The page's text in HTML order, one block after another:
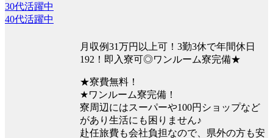
30代活躍中
40代活躍中
月収例31万円以上可！3勤3休で年間休日
192！即入寮可◎ワンルーム寮完備★
★寮費無料！
★ワンルーム寮完備！
寮周辺にはスーパーや100円ショップなど
があり生活にも困りません♪
赴任旅費も会社負担なので、県外の方も安